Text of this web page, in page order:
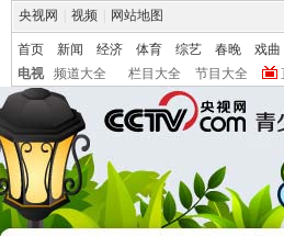
央视网 视频 网站地图
首页 新闻 经济 体育 综艺 春晚 戏曲
电视
频道大全 栏目大全 节目大全